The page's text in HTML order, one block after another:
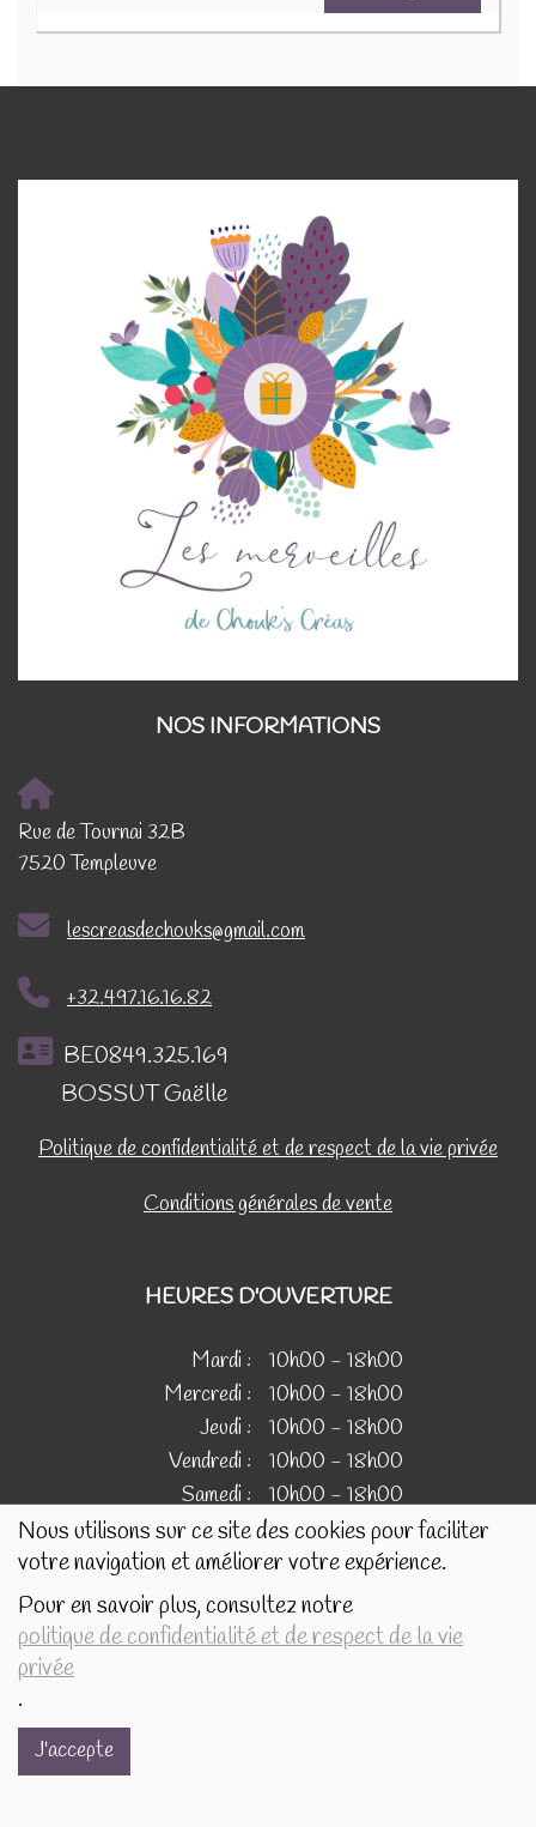
Nous utilisons sur ce site des cookies pour faciliter
votre navigation et améliorer votre expérience.
Pour en savoir plus, consultez notre
politique de confidentialité et de respect de la vie
privée
.
J'accepte
NOS INFORMATIONS
Rue de Tournai 32B
7520 Templeuve
lescreasdechouks@gmail.com
+32.497.16.16.82
BE0849.325.169
BOSSUT Gaëlle
Politique de confidentialité et de respect de la vie privée
Conditions générales de vente
HEURES D'OUVERTURE
Mardi :
10h00 - 18h00
Mercredi :
10h00 - 18h00
Jeudi :
10h00 - 18h00
Vendredi :
10h00 - 18h00
Samedi :
10h00 - 18h00
IMAGES
Les images présentées pour illustrer les produits en vente
sur ce site ne sont pas contractuelles.